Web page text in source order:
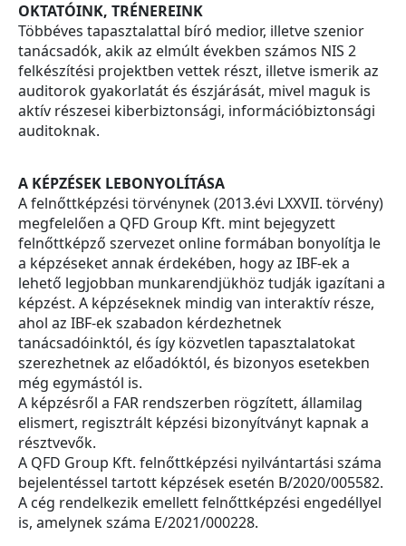
OKTATÓINK, TRÉNEREINK
Többéves tapasztalattal bíró medior, illetve szenior
tanácsadók, akik az elmúlt években számos NIS 2
felkészítési projektben vettek részt, illetve ismerik az
auditorok gyakorlatát és észjárását, mivel maguk is
aktív részesei kiberbiztonsági, információbiztonsági
auditoknak.
A KÉPZÉSEK LEBONYOLÍTÁSA
A felnőttképzési törvénynek (2013.évi LXXVII. törvény)
megfelelően a QFD Group Kft. mint bejegyzett
felnőttképző szervezet online formában bonyolítja le
a képzéseket annak érdekében, hogy az IBF-ek a
lehető legjobban munkarendjükhöz tudják igazítani a
képzést. A képzéseknek mindig van interaktív része,
ahol az IBF-ek szabadon kérdezhetnek
tanácsadóinktól, és így közvetlen tapasztalatokat
szerezhetnek az előadóktól, és bizonyos esetekben
még egymástól is.
A képzésről a FAR rendszerben rögzített, államilag
elismert, regisztrált képzési bizonyítványt kapnak a
résztvevők.
A QFD Group Kft. felnőttképzési nyilvántartási száma
bejelentéssel tartott képzések esetén B/2020/005582.
A cég rendelkezik emellett felnőttképzési engedéllyel
is, amelynek száma E/2021/000228.